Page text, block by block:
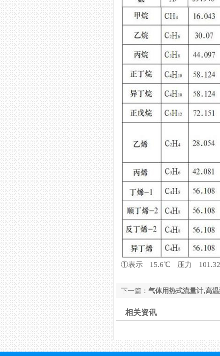
①表示 15.6℃ 压力
下一篇： 气体用热式流量计,高
相关资讯